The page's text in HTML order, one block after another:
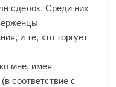
сделок. Среди них
и те, кто торгует
мне, имея
соответствие с